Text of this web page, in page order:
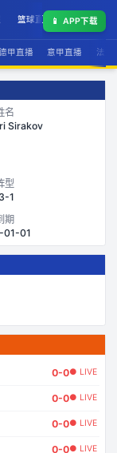
篮球直播 联赛积分
📱 APP下载
甲直播 意甲直播 法甲
名
Sirakov
型
1
期
01-01
0-0● LIVE
0-0● LIVE
0-0● LIVE
0-0● LIVE